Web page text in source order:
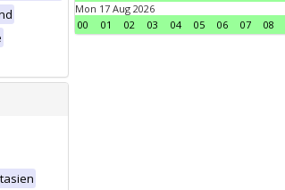
Mon 17 Aug 2026
00
01 02 03 04 05 06 07 08